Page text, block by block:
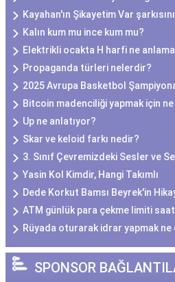
Kayahan'ın Şikayetim Var
Kalın kum mu ince kum mu?
Elektrikli ocakta H harfi ne
Propaganda türleri nelerdir?
2025 Avrupa Basketbol
Bitcoin madenciliği yapmak için
Up ne anlatıyor?
Skar ve keloid farkı nedir?
3. Sınıf Çevremizdeki Sesler ve
Yasin Kol Kimdir, Hangi Takımlı
Dede Korkut Bamsı Beyrek'in
ATM günlük para çekme limiti
Rüyada oturarak idrar yapmak ne
SPONSOR